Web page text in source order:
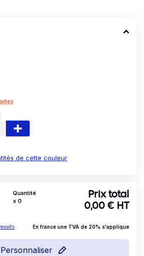
de cette couleur
Quantité
x 0
Prix total
0,00 € HT
En france une TVA de 20% s'applique
Personnaliser